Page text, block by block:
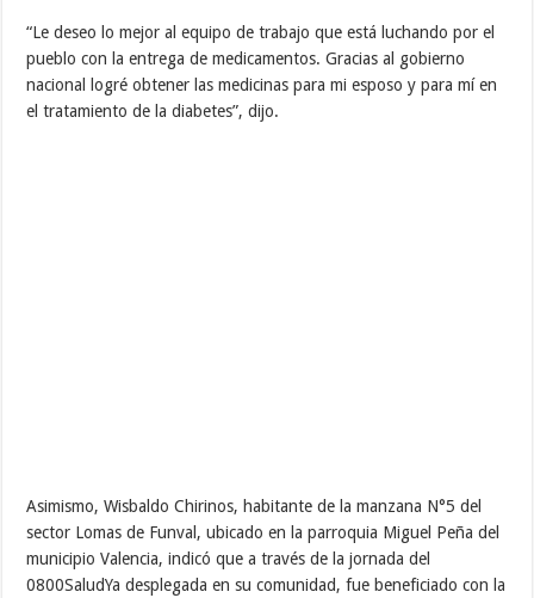
“Le deseo lo mejor al equipo de trabajo que está luchando por el
pueblo con la entrega de medicamentos. Gracias al gobierno
nacional logré obtener las medicinas para mi esposo y para mí en
el tratamiento de la diabetes”, dijo.
Asimismo, Wisbaldo Chirinos, habitante de la manzana N°5 del
sector Lomas de Funval, ubicado en la parroquia Miguel Peña del
municipio Valencia, indicó que a través de la jornada del
0800SaludYa desplegada en su comunidad, fue beneficiado con la